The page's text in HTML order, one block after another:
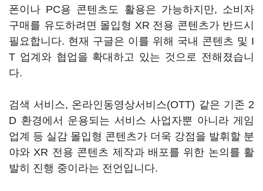
폰이나 PC용 콘텐츠도 활용은 가능하지만, 소비자
구매를 유도하려면 몰입형 XR 전용 콘텐츠가 반드시
필요합니다. 현재 구글은 이를 위해 국내 콘텐츠 및 I
T 업계와 협업을 확대하고 있는 것으로 전해졌습니
다.
검색 서비스, 온라인동영상서비스(OTT) 같은 기존 2
D 환경에서 운용되는 서비스 사업자뿐 아니라 게임
업계 등 실감 몰입형 콘텐츠가 더욱 강점을 발휘할 분
야와 XR 전용 콘텐츠 제작과 배포를 위한 논의를 활
발히 진행 중이라는 전언입니다.